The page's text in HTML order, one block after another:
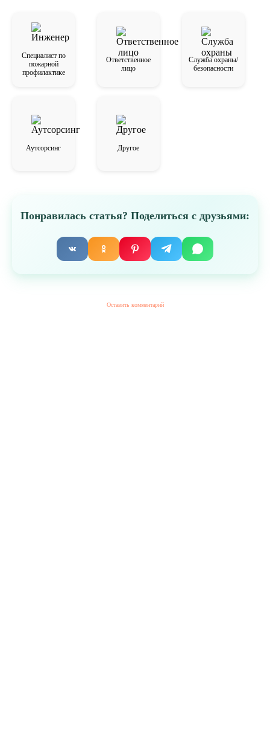
Специалист по
пожарной
профилактике
Ответственное
лицо
Служба охраны/
безопасности
Аутсорсинг Другое
Понравилась статья? Поделиться с друзьями:
Оставить комментарий